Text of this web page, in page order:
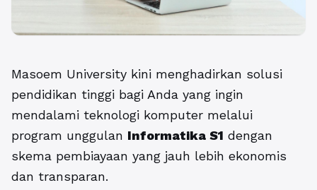
Masoem University kini menghadirkan solusi
pendidikan tinggi bagi Anda yang ingin
mendalami teknologi komputer melalui
program unggulan Informatika S1 dengan
skema pembiayaan yang jauh lebih ekonomis
dan transparan.